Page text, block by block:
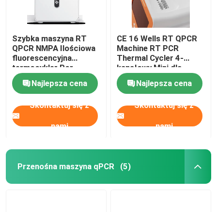
Zestaw do testów trawiennych
Zestaw testowy do akwakultury
Zestaw testowy dla świń
Zestaw testowy psa psa
Szybka maszyna RT
QPCR NMPA Ilościowa
fluorescencyjna
termocykler Pcr
Najlepsza cena
Skontaktuj się z
nami
CE 16 Wells RT QPCR
Machine RT PCR
Thermal Cycler 4-
kanałowy Mini dla
szpitala
Najlepsza cena
Skontaktuj się z
nami
Przenośna maszyna qPCR (5)